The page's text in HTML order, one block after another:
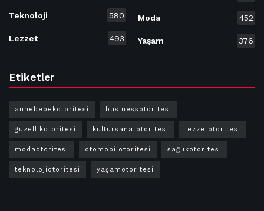
Teknoloji 580
Lezzet 493
Moda 452
Yaşam 376
Etiketler
annebebekotoritesi businessotoritesi
güzellikotoritesi kültürsanatotoritesi lezzetotoritesi
modaotoritesi otomobilotoritesi sağlıkotoritesi
teknolojiotoritesi yaşamotoritesi